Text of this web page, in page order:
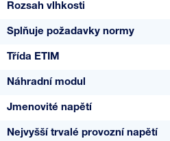
Rozsah vlhkosti
Splňuje požadavky normy
Třída ETIM
Náhradní modul
Jmenovité napětí
Nejvyšší trvalé provozní napětí